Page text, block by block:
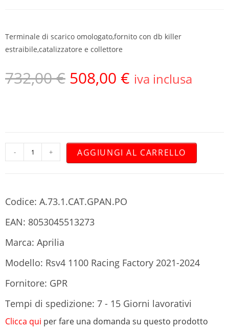
Terminale di scarico omologato,fornito con db killer
estraibile,catalizzatore e collettore
732,00€ 508,00 € iva inclusa
- + AGGIUNGI AL CARRELLO
Codice: A.73.1.CAT.GPAN.PO
EAN: 8053045513273
Marca: Aprilia
Modello: Rsv4 1100 Racing Factory 2021-2024
Fornitore: GPR
Tempi di spedizione: 7 - 15 Giorni lavorativi
Clicca qui per fare una domanda su questo prodotto